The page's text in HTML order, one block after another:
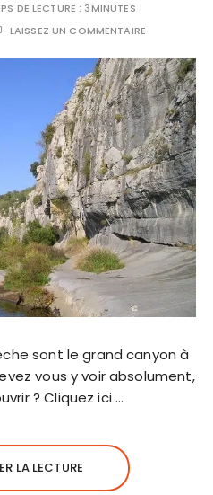
DE LECTURE : 3MINUTES
LAISSEZ UN COMMENTAIRE
sont le grand canyon à
vous y voir absolument,
? Cliquez ici …
LA LECTURE